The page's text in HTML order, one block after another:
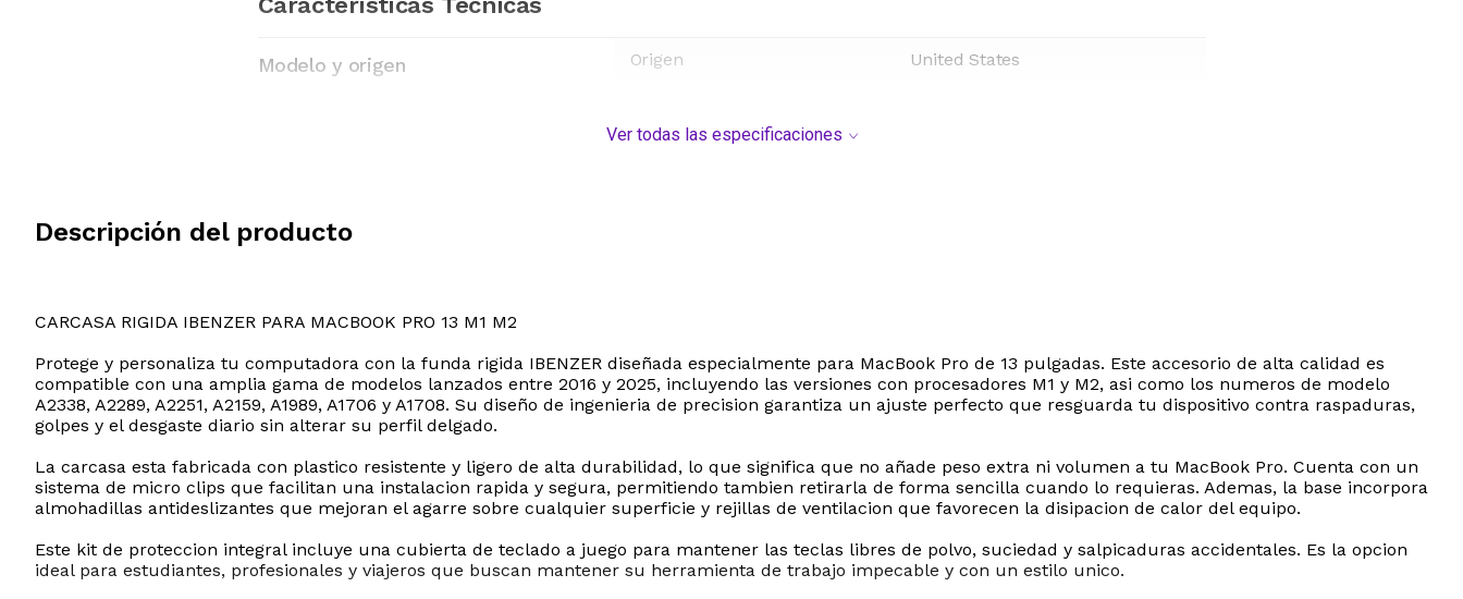
Modelo y origen Origen United States
Ver todas las especificaciones
Descripción del producto
CARCASA RIGIDA IBENZER PARA MACBOOK PRO 13 M1 M2
Protege y personaliza tu computadora con la funda rigida IBENZER diseñada especialmente para MacBook Pro de 13 pulgadas. Este accesorio de alta calidad es
compatible con una amplia gama de modelos lanzados entre 2016 y 2025, incluyendo las versiones con procesadores M1 y M2, asi como los numeros de modelo
A2338, A2289, A2251, A2159, A1989, A1706 y A1708. Su diseño de ingenieria de precision garantiza un ajuste perfecto que resguarda tu dispositivo contra raspaduras,
golpes y el desgaste diario sin alterar su perfil delgado.
La carcasa esta fabricada con plastico resistente y ligero de alta durabilidad, lo que significa que no añade peso extra ni volumen a tu MacBook Pro. Cuenta con un
sistema de micro clips que facilitan una instalacion rapida y segura, permitiendo tambien retirarla de forma sencilla cuando lo requieras. Ademas, la base incorpora
almohadillas antideslizantes que mejoran el agarre sobre cualquier superficie y rejillas de ventilacion que favorecen la disipacion de calor del equipo.
Este kit de proteccion integral incluye una cubierta de teclado a juego para mantener las teclas libres de polvo, suciedad y salpicaduras accidentales. Es la opcion
ideal para estudiantes, profesionales y viajeros que buscan mantener su herramienta de trabajo impecable y con un estilo unico.